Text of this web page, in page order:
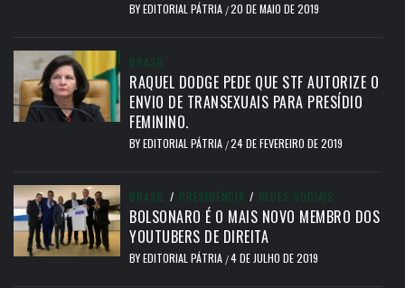
BYEDITORIAL PÁTRIA /20 DE MAIO DE 2019
BRASIL
RAQUEL DODGE PEDE QUE STF AUTORIZE O
ENVIO DE TRANSEXUAIS PARA PRESÍDIO
FEMININO.
BYEDITORIAL PÁTRIA /24 DE FEVEREIRO DE 2019
BRASIL / PRESIDÊNCIA / REDES SOCIAIS
BOLSONARO É O MAIS NOVO MEMBRO DOS
YOUTUBERS DE DIREITA
BYEDITORIAL PÁTRIA /4 DE JULHO DE 2019